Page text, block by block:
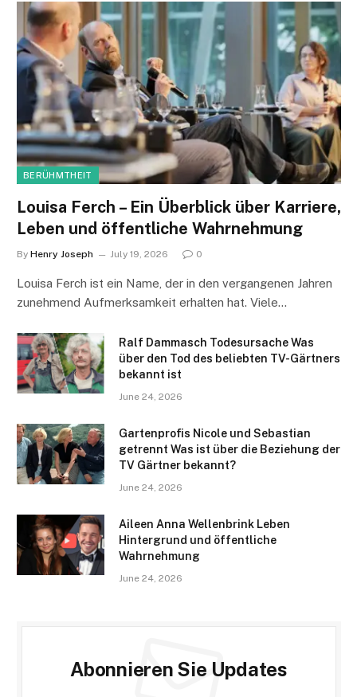
BERÜHMTHEIT
Louisa Ferch – Ein Überblick über Karriere,
Leben und öffentliche Wahrnehmung
By Henry Joseph July 19, 2026 0
Louisa Ferch ist ein Name, der in den vergangenen Jahren
zunehmend Aufmerksamkeit erhalten hat. Viele…
Ralf Dammasch Todesursache Was
über den Tod des beliebten TV-Gärtners
bekannt ist
June 24, 2026
Gartenprofis Nicole und Sebastian
getrennt Was ist über die Beziehung der
TV Gärtner bekannt?
June 24, 2026
Aileen Anna Wellenbrink Leben
Hintergrund und öffentliche
Wahrnehmung
June 24, 2026
Abonnieren Sie Updates